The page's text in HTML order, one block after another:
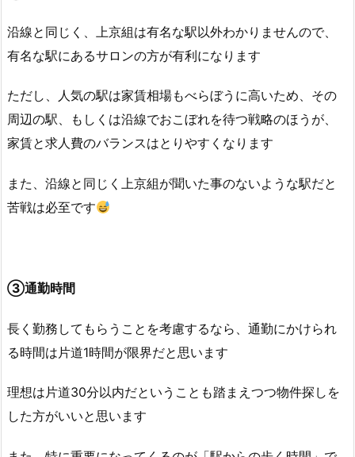
沿線と同じく、上京組は有名な駅以外わかりませんので、
有名な駅にあるサロンの方が有利になります
ただし、人気の駅は家賃相場もべらぼうに高いため、その
周辺の駅、もしくは沿線でおこぼれを待つ戦略のほうが、
家賃と求人費のバランスはとりやすくなります
また、沿線と同じく上京組が聞いた事のないような駅だと
苦戦は必至です
③通勤時間
長く勤務してもらうことを考慮するなら、通勤にかけられ
る時間は片道1時間が限界だと思います
理想は片道30分以内だということも踏まえつつ物件探しを
した方がいいと思います